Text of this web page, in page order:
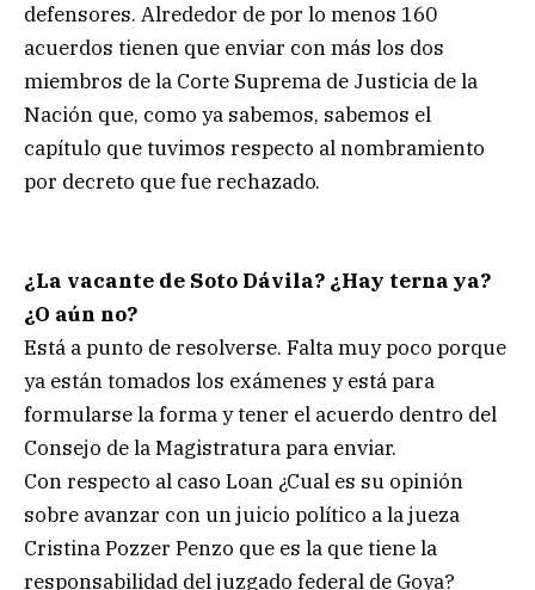
defensores. Alrededor de por lo menos 160
acuerdos tienen que enviar con más los dos
miembros de la Corte Suprema de Justicia de la
Nación que, como ya sabemos, sabemos el
capítulo que tuvimos respecto al nombramiento
por decreto que fue rechazado.
¿La vacante de Soto Dávila? ¿Hay terna ya?
¿O aún no?
Está a punto de resolverse. Falta muy poco porque
ya están tomados los exámenes y está para
formularse la forma y tener el acuerdo dentro del
Consejo de la Magistratura para enviar.
Con respecto al caso Loan ¿Cual es su opinión
sobre avanzar con un juicio político a la jueza
Cristina Pozzer Penzo que es la que tiene la
responsabilidad del juzgado federal de Goya?